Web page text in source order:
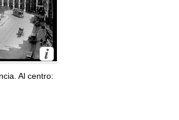
Al centro: